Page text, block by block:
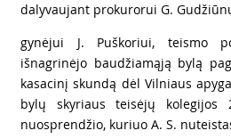
dalyvaujant prokurorui G.
gynėjui J. Puškoriui, teismo
išnagrinėjo baudžiamąją bylą
kasacinį skundą dėl Vilniaus
bylų skyriaus teisėjų
nuosprendžio, kuriuo A. S.